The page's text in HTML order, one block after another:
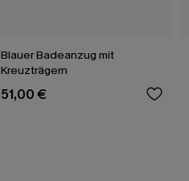
Blauer Badeanzug mit
Kreuzträgern
51,00 €